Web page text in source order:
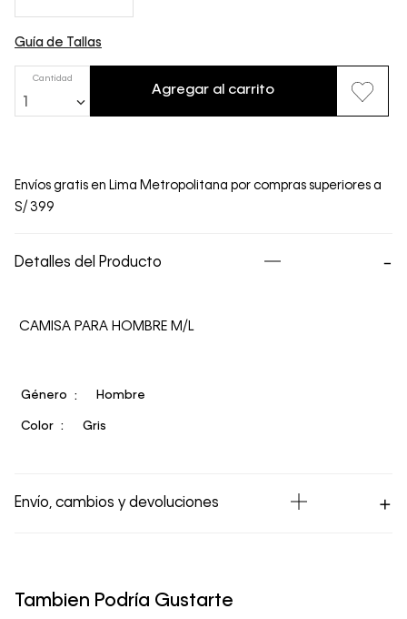
Guía de Tallas
Cantidad
Agregar al carrito
Envíos gratis en Lima Metropolitana por compras superiores a
S/ 399
Detalles del Producto
CAMISA PARA HOMBRE M/L
Género Hombre
Color Gris
Envío, cambios y devoluciones
hábiles para envíos a provincia. Envíos gratis en Lima
Tambien Podría Gustarte